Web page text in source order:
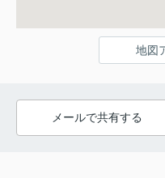
地図
メールで共有する